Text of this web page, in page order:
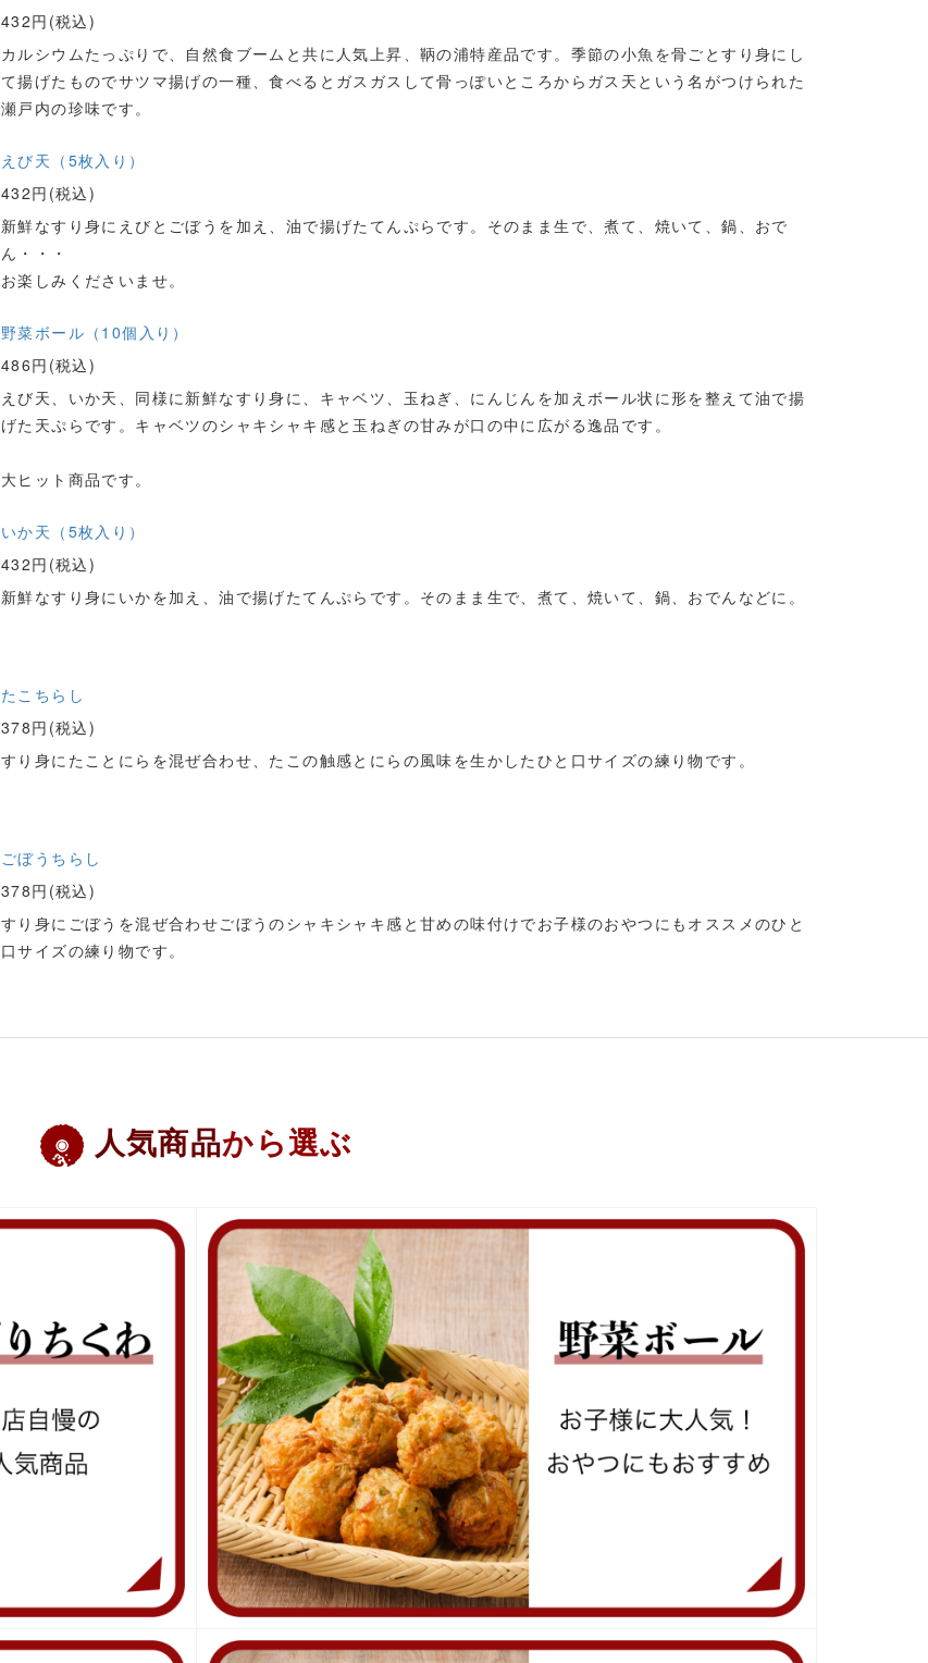
432円(税込)
カルシウムたっぷりで、自然食ブームと共に人気上昇、鞆の浦特産品です。季節の小魚を骨ごとすり身にし
て揚げたものでサツマ揚げの一種、食べるとガスガスして骨っぽいところからガス天という名がつけられた
瀬戸内の珍味です。
えび天（5枚入り）
432円(税込)
新鮮なすり身にえびとごぼうを加え、油で揚げたてんぷらです。そのまま生で、煮て、焼いて、鍋、おで
ん・・・
お楽しみくださいませ。
野菜ボール（10個入り）
486円(税込)
えび天、いか天、同様に新鮮なすり身に、キャベツ、玉ねぎ、にんじんを加えボール状に形を整えて油で揚
げた天ぷらです。キャベツのシャキシャキ感と玉ねぎの甘みが口の中に広がる逸品です。
大ヒット商品です。
いか天（5枚入り）
432円(税込)
新鮮なすり身にいかを加え、油で揚げたてんぷらです。そのまま生で、煮て、焼いて、鍋、おでんなどに。
たこちらし
378円(税込)
すり身にたことにらを混ぜ合わせ、たこの触感とにらの風味を生かしたひと口サイズの練り物です。
ごぼうちらし
378円(税込)
すり身にごぼうを混ぜ合わせごぼうのシャキシャキ感と甘めの味付けでお子様のおやつにもオススメのひと
口サイズの練り物です。
人気商品から選ぶ